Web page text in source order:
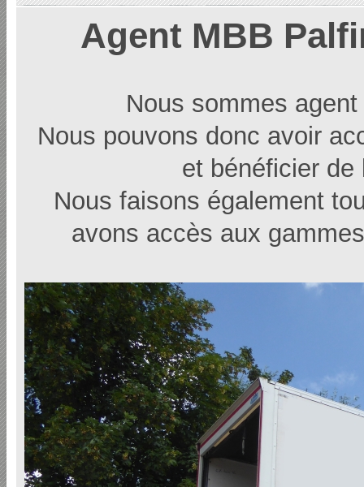
Agent MBB
Nous sommes
Nous pouvons donc avoir
et bénéficier de
Nous faisons également
avons accès aux